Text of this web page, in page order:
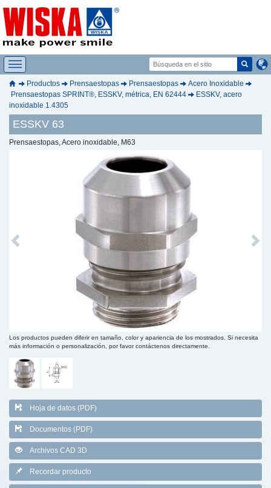
Productos Prensaestopas Prensaestopas
Acero Inoxidable
Prensaestopas SPRINT®, ESSKV, métrica, EN 62444
ESSKV, acero
inoxidable 1.4305
ESSKV 63
Prensaestopas, Acero inoxidable, M63
Previous Next
Los productos pueden diferir en tamaño, color y apariencia de los mostrados. Si necesita
más información o personalización, por favor contáctenos directamente.
Hoja de datos (PDF)
Documentos (PDF)
Archivos CAD 3D
Recordar producto